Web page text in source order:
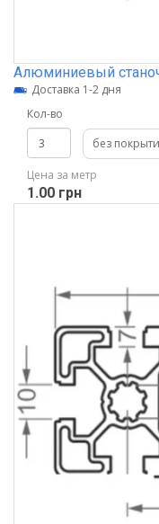
Алюминиевый
Доставка 1-2 дня
Кол-во
без
Цена за метр
1.00 грн